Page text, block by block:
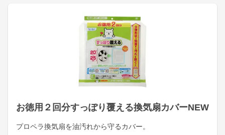
お徳用２回分すっぽり覆える換気扇カバーNEW
プロペラ換気扇を油汚れから守るカバー。